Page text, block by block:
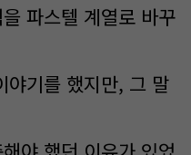
파스텔 계열로 바꾸
야기를 했지만, 그 말